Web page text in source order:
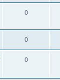
0
0
0